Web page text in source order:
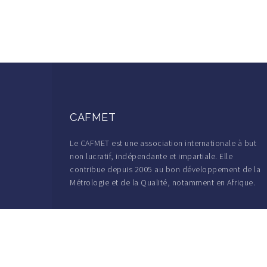
CAFMET
Le CAFMET est une association internationale à but
non lucratif, indépendante et impartiale. Elle
contribue depuis 2005 au bon développement de la
Métrologie et de la Qualité, notamment en Afrique.